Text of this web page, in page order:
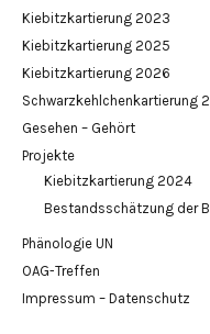
Kiebitzkartierung 2023
Kiebitzkartierung 2025
Kiebitzkartierung 2026
Schwarzkehlchenkartierung
Gesehen – Gehört
Projekte
Kiebitzkartierung 2024
Bestandsschätzung der
Phänologie UN
OAG-Treffen
Impressum – Datenschutz